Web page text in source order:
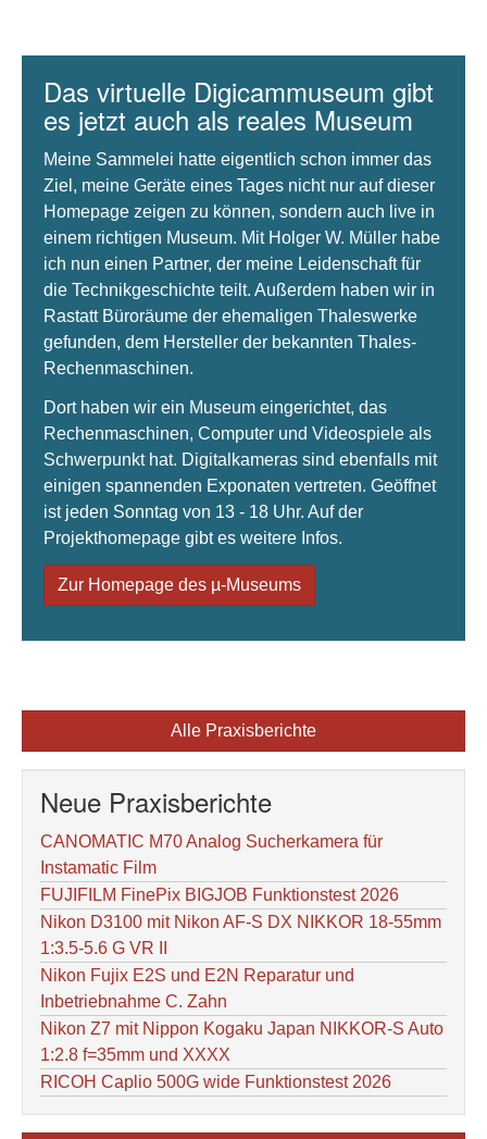
Das virtuelle Digicammuseum gibt
es jetzt auch als reales Museum
Meine Sammelei hatte eigentlich schon immer das
Ziel, meine Geräte eines Tages nicht nur auf dieser
Homepage zeigen zu können, sondern auch live in
einem richtigen Museum. Mit Holger W. Müller habe
ich nun einen Partner, der meine Leidenschaft für
die Technikgeschichte teilt. Außerdem haben wir in
Rastatt Büroräume der ehemaligen Thaleswerke
gefunden, dem Hersteller der bekannten Thales-
Rechenmaschinen.
Dort haben wir ein Museum eingerichtet, das
Rechenmaschinen, Computer und Videospiele als
Schwerpunkt hat. Digitalkameras sind ebenfalls mit
einigen spannenden Exponaten vertreten. Geöffnet
ist jeden Sonntag von 13 - 18 Uhr. Auf der
Projekthomepage gibt es weitere Infos.
Zur Homepage des µ-Museums
Alle Praxisberichte
Neue Praxisberichte
CANOMATIC M70 Analog Sucherkamera für
Instamatic Film
FUJIFILM FinePix BIGJOB Funktionstest 2026
Nikon D3100 mit Nikon AF-S DX NIKKOR 18-55mm
1:3.5-5.6 G VR II
Nikon Fujix E2S und E2N Reparatur und
Inbetriebnahme C. Zahn
Nikon Z7 mit Nippon Kogaku Japan NIKKOR-S Auto
1:2.8 f=35mm und XXXX
RICOH Caplio 500G wide Funktionstest 2026